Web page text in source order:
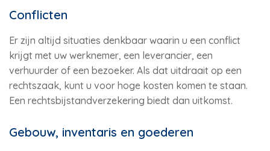
Conflicten
Er zijn altijd situaties denkbaar waarin u een conflict
krijgt met uw werknemer, een leverancier, een
verhuurder of een bezoeker. Als dat uitdraait op een
rechtszaak, kunt u voor hoge kosten komen te staan.
Een rechtsbijstandverzekering biedt dan uitkomst.
Gebouw, inventaris en goederen